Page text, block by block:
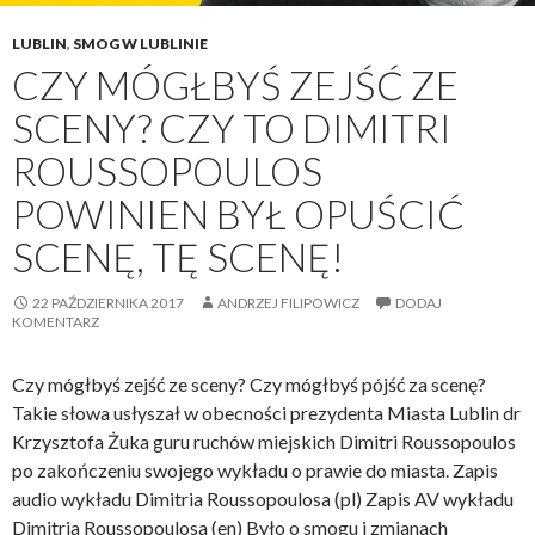
t
u
s
z
a
w
L
u
l
i
e
n
a
n
LUBLIN, SMOG W LUBLINIE
CZY MÓGŁBYŚ ZEJŚĆ ZE
SCENY? CZY TO DIMITRI
ROUSSOPOULOS
POWINIEN BYŁ OPUŚCIĆ
SCENĘ, TĘ SCENĘ!
22 PAŹDZIERNIKA 2017 ANDRZEJ FILIPOWICZ
DODAJ
KOMENTARZ
Czy mógłbyś zejść ze sceny? Czy mógłbyś pójść za scenę?
Takie słowa usłyszał w obecności prezydenta Miasta Lublin dr
Krzysztofa Żuka guru ruchów miejskich Dimitri Roussopoulos
po zakończeniu swojego wykładu o prawie do miasta. Zapis
audio wykładu Dimitria Roussopoulosa (pl) Zapis AV wykładu
Dimitria Roussopoulosa (en) Było o smogu i zmianach